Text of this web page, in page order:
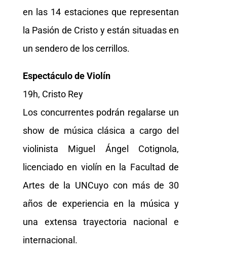
en las 14 estaciones que representan
la Pasión de Cristo y están situadas en
un sendero de los cerrillos.
Espectáculo de Violín
19h, Cristo Rey
Los concurrentes podrán regalarse un
show de música clásica a cargo del
violinista Miguel Ángel Cotignola,
licenciado en violín en la Facultad de
Artes de la UNCuyo con más de 30
años de experiencia en la música y
una extensa trayectoria nacional e
internacional.